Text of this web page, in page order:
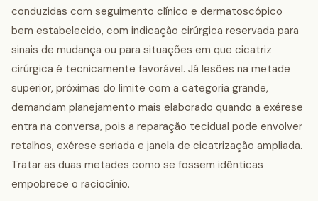
conduzidas com seguimento clínico e dermatoscópico
bem estabelecido, com indicação cirúrgica reservada para
sinais de mudança ou para situações em que cicatriz
cirúrgica é tecnicamente favorável. Já lesões na metade
superior, próximas do limite com a categoria grande,
demandam planejamento mais elaborado quando a exérese
entra na conversa, pois a reparação tecidual pode envolver
retalhos, exérese seriada e janela de cicatrização ampliada.
Tratar as duas metades como se fossem idênticas
empobrece o raciocínio.